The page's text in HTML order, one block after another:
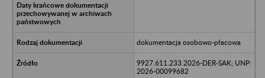
dokumentacja osobowo-płacowa
9927.611.233.2026-DER-SAK; UNP:
2026-00099682